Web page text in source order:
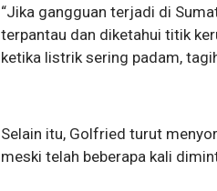
“Jika gangguan terjadi di
terpantau dan diketahui titik
ketika listrik sering padam,
Selain itu, Golfried turut
meski telah beberapa kali